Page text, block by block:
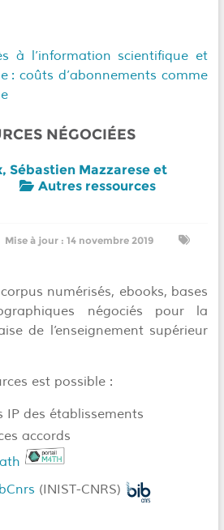
à l’information scientifique et
: coûts d’abonnements comme
NÉGOCIÉES
, Sébastien Mazzareseet
Autres ressources
14 novembre 2019
numérisés, ebooks, bases
négociés pour la
de l’enseignement supérieur
est possible :
IP des établissements
accords
(INIST-CNRS)